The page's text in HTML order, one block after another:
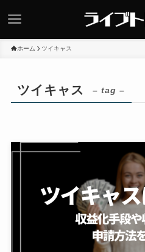
ホーム ツイキャス
ツイキャス – tag –